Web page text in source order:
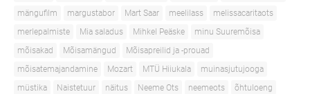
mängufilm
margustabor Mart Saar meelilass
melissacaritaots
merlepalmiste
Mia saladus Mihkel Peäske
minu Suuremõisa
mõisakad
Mõisamängud
Mõisapreilid ja -prouad
mõisatemajandamine
Mozart MTÜ Hiiukala
muinasjutujooga
müstika
Naistetuur näitus Neeme Ots neemeots
õhtuloeng